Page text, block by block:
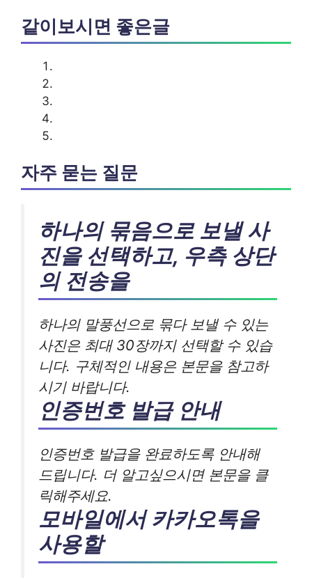
같이보시면 좋은글
자주 묻는 질문
하나의 묶음으로 보낼 사
진을 선택하고, 우측 상단
의 전송을
하나의 말풍선으로 묶다 보낼 수 있는
사진은 최대 30장까지 선택할 수 있습
니다. 구체적인 내용은 본문을 참고하
시기 바랍니다.
인증번호 발급 안내
인증번호 발급을 완료하도록 안내해
드립니다. 더 알고싶으시면 본문을 클
릭해주세요.
모바일에서 카카오톡을
사용할